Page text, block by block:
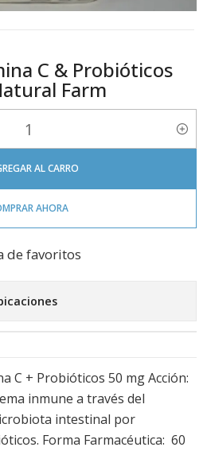
C & Probióticos
Farm
AL CARRO
AHORA
de favoritos
C + Probióticos 50 mg Acción:
inmune a través del
intestinal por
Forma Farmacéutica: 60